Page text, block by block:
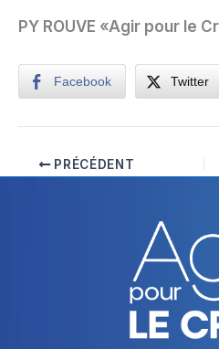
PY ROUVE «Agir pour le
Facebook Twitter
PRÉCÉDENT